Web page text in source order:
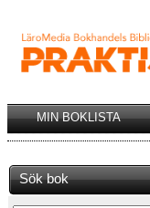
MIN BOKLISTA
Sök bok